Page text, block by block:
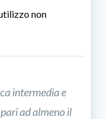
non
intermedia e
ad almeno il